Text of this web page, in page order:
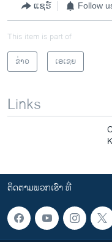
ແຊຣ໌ Follow
This item is part of
ຂ່າວ
ເອເຊຍ
Links
ຕິດຕາມພວກເຮົາ ທີ່